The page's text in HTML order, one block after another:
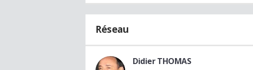
Réseau
Didier THOMAS